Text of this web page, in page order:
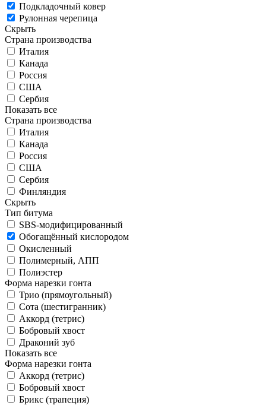
Подкладочный ковер
Рулонная черепица
Скрыть
Страна производства
Италия
Канада
Россия
США
Сербия
Показать все
Страна производства
Италия
Канада
Россия
США
Сербия
Финляндия
Скрыть
Тип битума
SBS-модифицированный
Обогащённый кислородом
Окисленный
Полимерный, АПП
Полиэстер
Форма нарезки гонта
Трио (прямоугольный)
Сота (шестигранник)
Аккорд (тетрис)
Бобровый хвост
Драконий зуб
Показать все
Форма нарезки гонта
Аккорд (тетрис)
Бобровый хвост
Брикс (трапеция)